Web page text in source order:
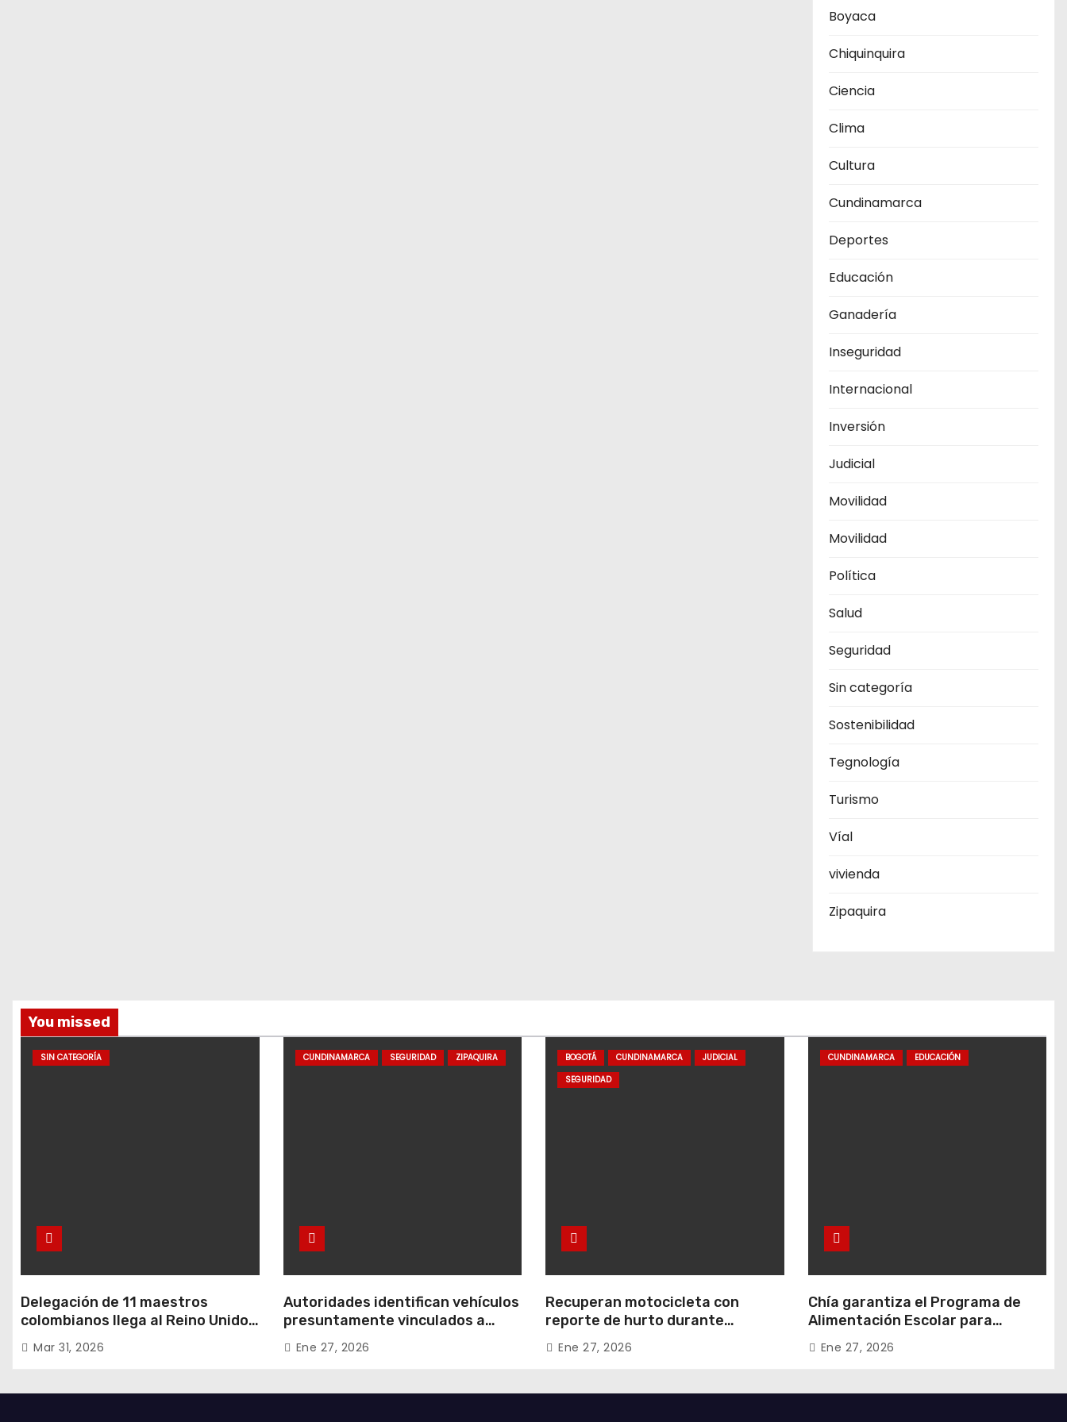
Boyaca
Chiquinquira
Ciencia
Clima
Cultura
Cundinamarca
Deportes
Educación
Ganadería
Inseguridad
Internacional
Inversión
Judicial
Movilidad
Movilidad
Política
Salud
Seguridad
Sin categoría
Sostenibilidad
Tegnología
Turismo
Víal
vivienda
Zipaquira
You missed
SIN CATEGORÍA
Delegación de 11 maestros
colombianos llega al Reino Unido:
entre ellos, una destacada
profesora de Ubaté
Mar 31, 2026
CUNDINAMARCA SEGURIDAD ZIPAQUIRA
Autoridades identifican vehículos
presuntamente vinculados a
hurtos en conjuntos
residenciales de Zipaquirá
Ene 27, 2026
BOGOTÁ CUNDINAMARCA
JUDICIAL
SEGURIDAD
Recuperan motocicleta con
reporte de hurto durante
operativo de seguridad en Rafael
Uribe Uribe
Ene 27, 2026
CUNDINAMARCA EDUCACIÓN
Chía garantiza el Programa de
Alimentación Escolar para
estudiantes de instituciones
oficiales
Ene 27, 2026